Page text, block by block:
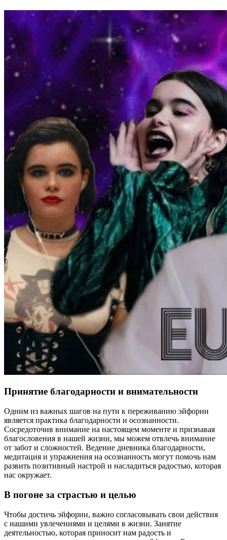
Принятие благодарности и внимательности
Одним из важных шагов на пути к переживанию эйфории
является практика благодарности и осознанности.
Сосредоточив внимание на настоящем моменте и признавая
благословения в нашей жизни, мы можем отвлечь внимание
от забот и сложностей. Ведение дневника благодарности,
медитация и упражнения на осознанность могут помочь нам
развить позитивный настрой и насладиться радостью, которая
нас окружает.
В погоне за страстью и целью
Чтобы достичь эйфории, важно согласовывать свои действия
с нашими увлечениями и целями в жизни. Занятие
деятельностью, которая приносит нам радость и